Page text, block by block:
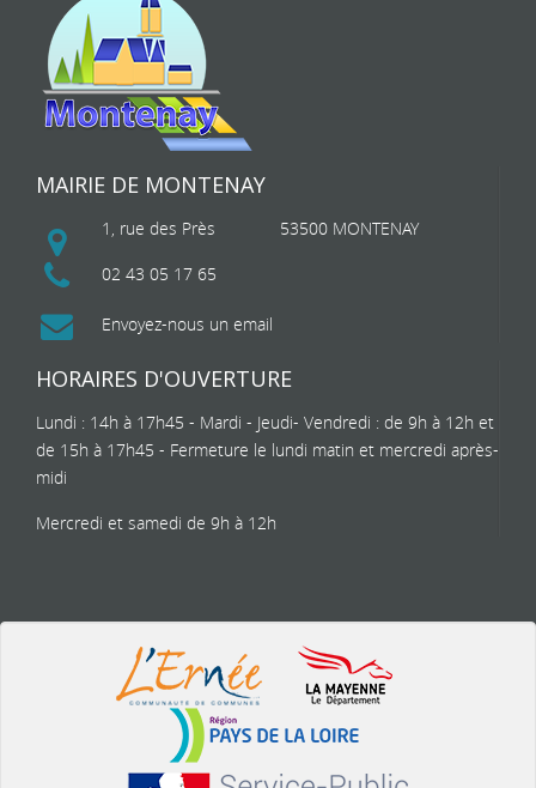
MAIRIE DE MONTENAY
1, rue des Près
53500 MONTENAY
02 43 05 17 65
Envoyez-nous un email
HORAIRES D'OUVERTURE
Lundi : 14h à 17h45 - Mardi - Jeudi- Vendredi : de 9h à 12h et
de 15h à 17h45 - Fermeture le lundi matin et mercredi après-
midi
Mercredi et samedi de 9h à 12h